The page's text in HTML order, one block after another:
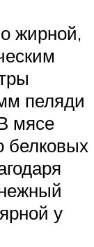
жирной,
пеляди
мясе
белковых
у